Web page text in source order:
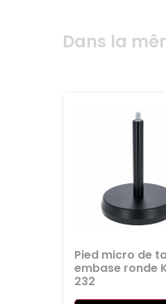
Dans la
Pied micro de
embase ronde
232